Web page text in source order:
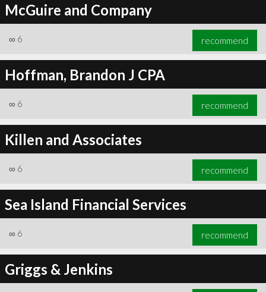
McGuire and Company
∞ 6 recommend
Hoffman, Brandon J CPA
∞ 6 recommend
Killen and Associates
∞ 6 recommend
Sea Island Financial Services
∞ 6 recommend
Griggs & Jenkins